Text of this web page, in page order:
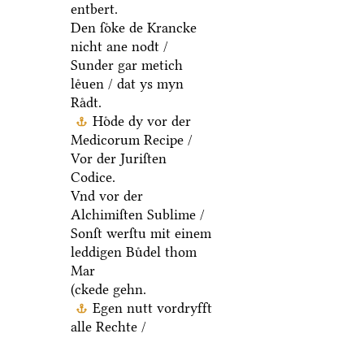
entbert.
Den ſoͤke de Krancke
nicht ane nodt /
Sunder gar metich
leͤuen / dat ys myn
Raͤdt.
Hoͤde dy vor der
Medicorum Recipe /
Vor der Juriſten
Codice.
Vnd vor der
Alchimiſten Sublime /
Sonſt werſtu mit einem
leddigen Buͤdel thom
Mar
(ckede gehn.
Egen nutt vordryfft
alle Rechte /